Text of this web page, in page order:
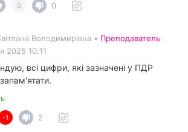
0 0
Володимирівна • Преподаватель
2025 10:11
всі цифри, які зазначені у ПДР
-1 2